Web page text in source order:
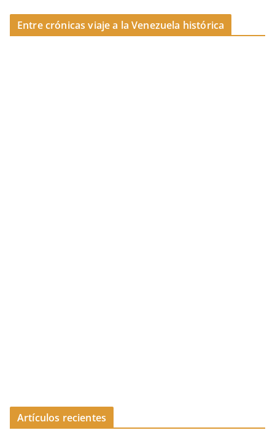
k
Entre crónicas viaje a la Venezuela histórica
Artículos recientes